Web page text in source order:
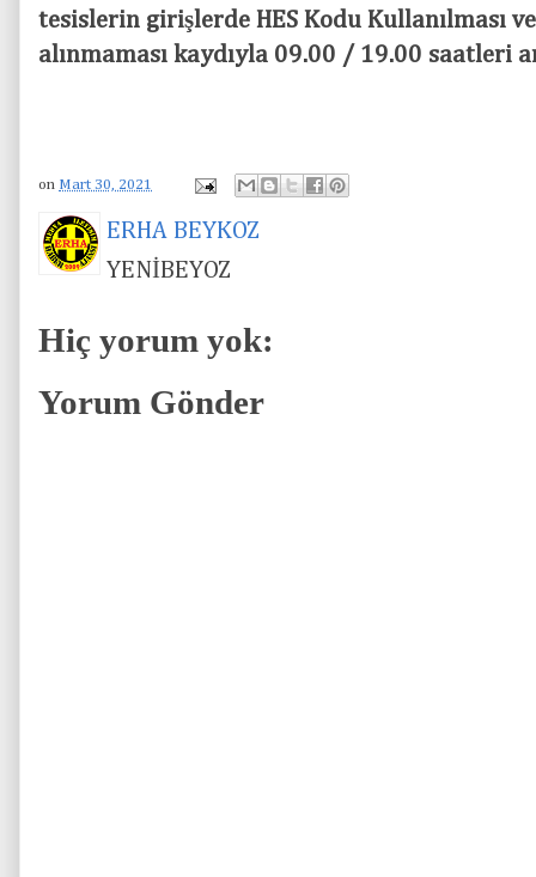
tesislerin girişlerde HES Kodu Kullanılması
alınmaması kaydıyla 09.00 / 19.00 saatleri
on Mart 30, 2021
ERHA BEYKOZ
YENİBEYOZ
Hiç yorum yok:
Yorum Gönder